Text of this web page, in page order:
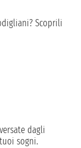
Scoprili
dagli
sogni.